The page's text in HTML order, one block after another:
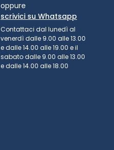
oppure
scrivici su Whatsapp
Contattaci dal lunedì al
venerdì dalle 9.00 alle 13.00
e dalle 14.00 alle 19.00 e il
sabato dalle 9.00 alle 13.00
e dalle 14.00 alle 18.00